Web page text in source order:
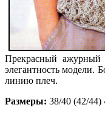
Прекрасный ажурный
элегантность модели.
линию плеч.
Размеры: 38/40 (42/44)